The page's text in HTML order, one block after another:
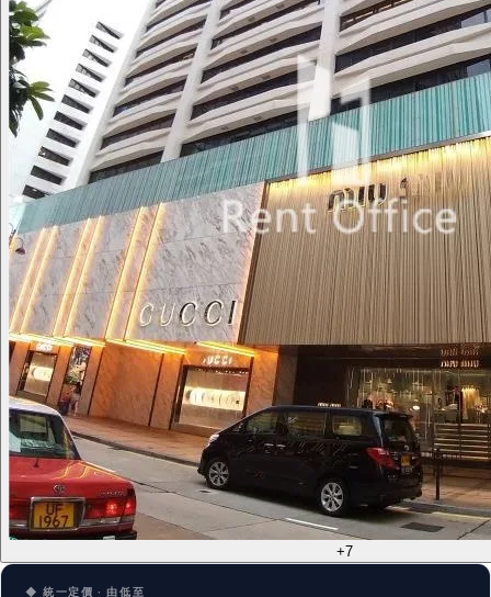
+7
◆ 統一定價 · 由低至